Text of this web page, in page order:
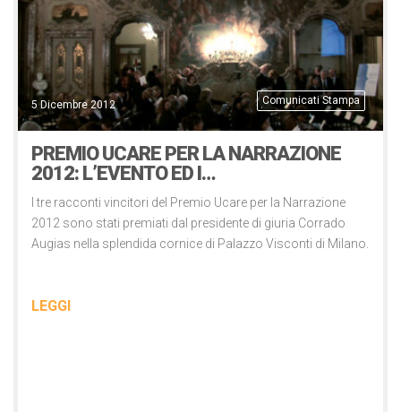
Comunicati Stampa
5 Dicembre 2012
PREMIO UCARE PER LA NARRAZIONE
2012: L’EVENTO ED I…
I tre racconti vincitori del Premio Ucare per la Narrazione
2012 sono stati premiati dal presidente di giuria Corrado
Augias nella splendida cornice di Palazzo Visconti di Milano.
LEGGI